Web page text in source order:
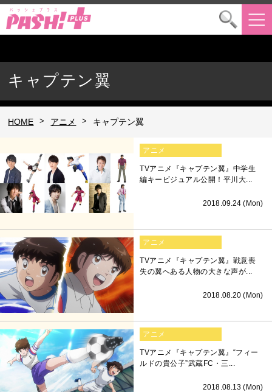
キャプテン翼
HOME > アニメ > キャプテン翼
アニメ
TVアニメ『キャプテン翼』中学生
編キービジュアル公開！平川大...
2018.09.24 (Mon)
アニメ
TVアニメ『キャプテン翼』戦意喪
失の翼へある人物の大きな声が...
2018.08.20 (Mon)
アニメ
TVアニメ『キャプテン翼』“フィー
ルドの貴公子”武蔵FC・三...
2018.08.13 (Mon)